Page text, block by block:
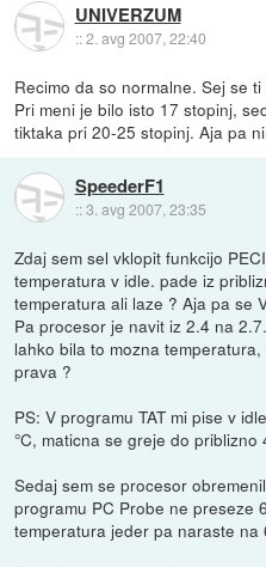
UNIVERZUM
::2. avg 2007, 22:40
Recimo da so normalne. Sej se
Pri meni je bilo isto 17 stopinj,
tiktaka pri 20-25 stopinj. Aja pa
SpeederF1
::3. avg 2007, 23:35
Zdaj sem sel vklopit funkcijo
temperatura v idle. pade iz
temperatura ali laze ? Aja pa se
Pa procesor je navit iz 2.4 na
lahko bila to mozna
prava ?
PS: V programu TAT mi pise v
°C, maticna se greje do priblizno
Sedaj sem se procesor
programu PC Probe ne preseze
temperatura jeder pa naraste na